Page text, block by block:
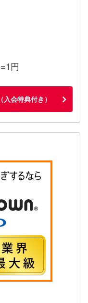
円
会特典付き）